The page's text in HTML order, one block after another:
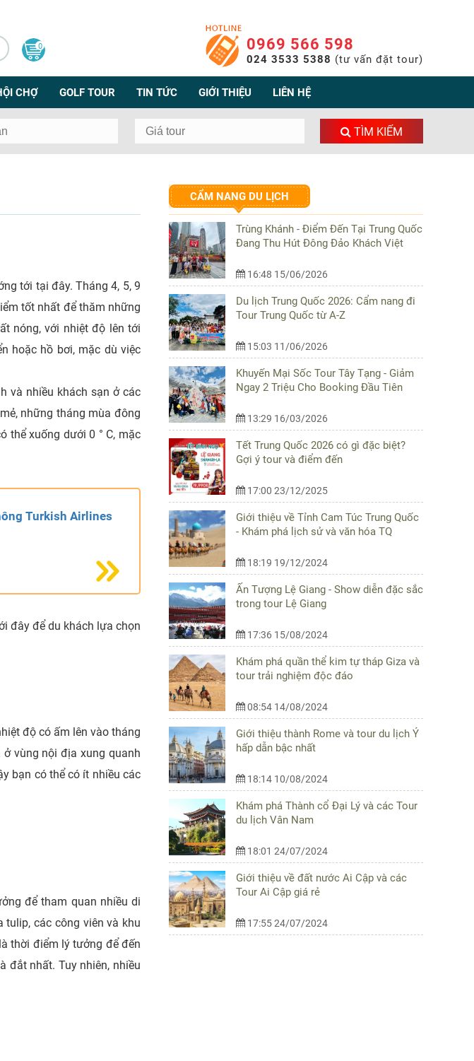
0 0969 566 598
024 3533 5388 (tư vấn đặt tour)
CHỢ GOLF TOUR TIN TỨC GIỚI THIỆU LIÊN HỆ
TÌM KIẾM
tới tại đây. Tháng 4, 5, 9
tốt nhất để thăm những
nóng, với nhiệt độ lên tới
hoặc hồ bơi, mặc dù việc
và nhiều khách sạn ở các
những tháng mùa đông
thể xuống dưới 0 ° C, mặc
Turkish Airlines
đây để du khách lựa chọn
độ có ấm lên vào tháng
vùng nội địa xung quanh
bạn có thể có ít nhiều các
để tham quan nhiều di
các công viên và khu
thời điểm lý tưởng để đến
đắt nhất. Tuy nhiên, nhiều
CẨM NANG DU LỊCH
Trùng Khánh - Điểm Đến Tại Trung Quốc
Đang Thu Hút Đông Đảo Khách Việt
16:48 15/06/2026
Du lịch Trung Quốc 2026: Cẩm nang đi
Tour Trung Quốc từ A-Z
15:03 11/06/2026
Khuyến Mại Sốc Tour Tây Tạng - Giảm
Ngay 2 Triệu Cho Booking Đầu Tiên
13:29 16/03/2026
Tết Trung Quốc 2026 có gì đặc biệt?
Gợi ý tour và điểm đến
17:00 23/12/2025
Giới thiệu về Tỉnh Cam Túc Trung Quốc
- Khám phá lịch sử và văn hóa TQ
18:19 19/12/2024
Ấn Tượng Lệ Giang - Show diễn đặc sắc
trong tour Lệ Giang
17:36 15/08/2024
Khám phá quần thể kim tự tháp Giza và
tour trải nghiệm độc đáo
08:54 14/08/2024
Giới thiệu thành Rome và tour du lịch Ý
hấp dẫn bậc nhất
18:14 10/08/2024
Khám phá Thành cổ Đại Lý và các Tour
du lịch Vân Nam
18:01 24/07/2024
Giới thiệu về đất nước Ai Cập và các
Tour Ai Cập giá rẻ
17:55 24/07/2024